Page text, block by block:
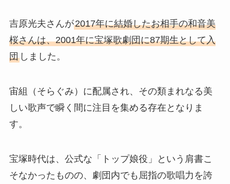
吉原光夫さんが2017年に結婚したお相手の和音美
桜さんは、2001年に宝塚歌劇団に87期生として入
団しました。
宙組（そらぐみ）に配属され、その類まれなる美
しい歌声で瞬く間に注目を集める存在となりま
す。
宝塚時代は、公式な「トップ娘役」という肩書こ
そなかったものの、劇団内でも屈指の歌唱力を誇